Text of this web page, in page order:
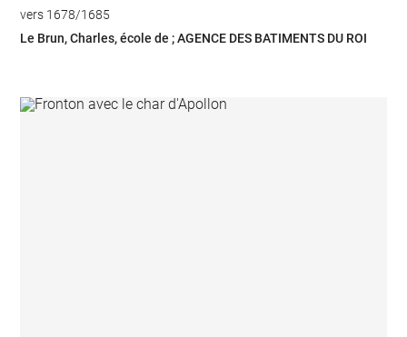
vers 1678/1685
Le Brun, Charles, école de ; AGENCE DES BATIMENTS DU ROI